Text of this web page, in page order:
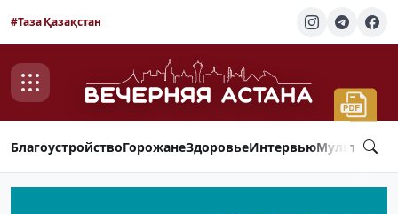
#Таза Қазақстан
БлагоустройствоГорожанеЗдоровьеИнтервью